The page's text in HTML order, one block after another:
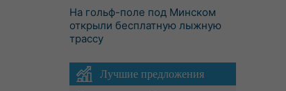
На гольф-поле под Минском
открыли бесплатную лыжную
трассу
Лучшие предложения